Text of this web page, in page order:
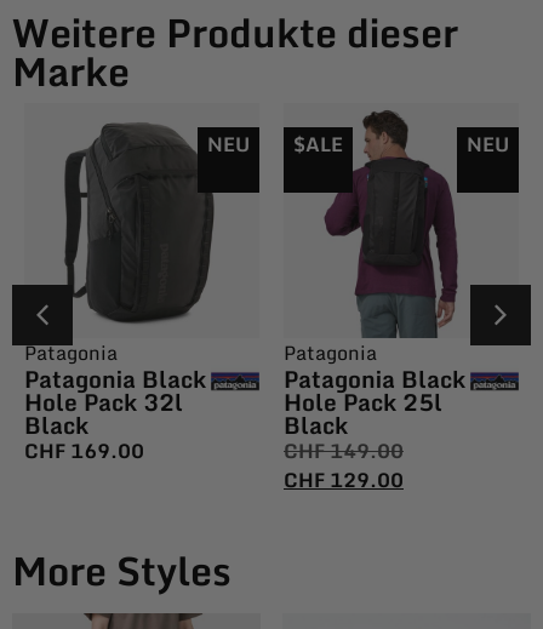
Weitere Produkte dieser
Marke
NEU
Patagonia
Patagonia Black
Hole Pack 32l
Black
CHF169.00
$ALE NEU
Patagonia
Patagonia Black
Hole Pack 25l
Black
CHF149.00
CHF129.00
More Styles